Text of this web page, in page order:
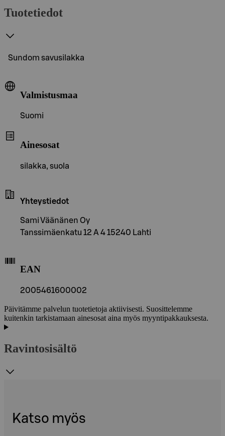
Tuotetiedot
Sundom savusilakka
Valmistusmaa
Suomi
Ainesosat
silakka, suola
Yhteystiedot
Sami Väänänen Oy
Tanssimäenkatu 12 A 4 15240 Lahti
EAN
2005461600002
Päivitämme palvelun tuotetietoja aktiivisesti. Suosittelemme
kuitenkin tarkistamaan ainesosat aina myös myyntipakkauksesta.
Ravintosisältö
Katso myös